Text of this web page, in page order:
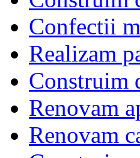
Confectii
Realizam
Construim
Renovam
Renovam